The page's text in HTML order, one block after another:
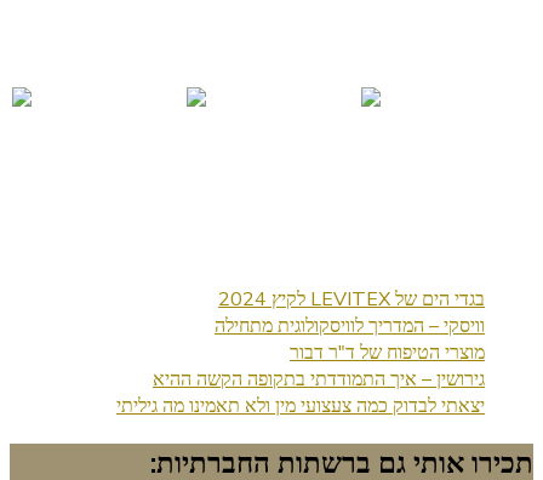
בגדי הים של LEVITEX לקיץ 2024
וויסקי – המדריך לוויסקולוגית מתחילה
מוצרי הטיפוח של ד"ר דבור
גירושין – איך התמודדתי בתקופה הקשה ההיא
יצאתי לבדוק כמה צעצועי מין ולא תאמינו מה גיליתי
תכירו אותי גם ברשתות החברתיות: